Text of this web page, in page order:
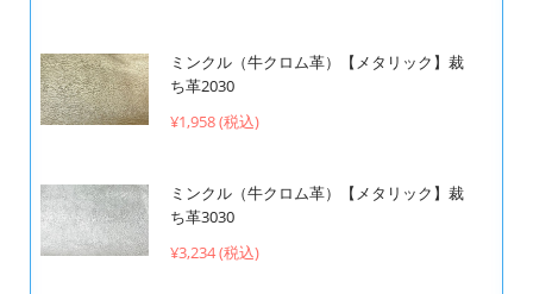
ミンクル（牛クロム革）【メタリック】裁
ち革2030
¥1,958 (税込)
ミンクル（牛クロム革）【メタリック】裁
ち革3030
¥3,234 (税込)